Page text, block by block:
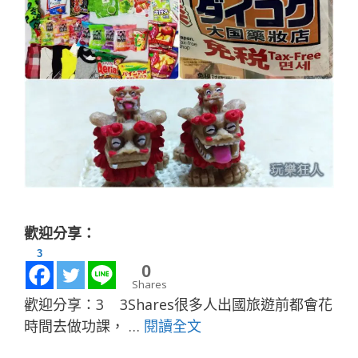
歡迎分享：
3
0
Shares
歡迎分享：3 3Shares很多人出國旅遊前都會花
時間去做功課， … 閱讀全文